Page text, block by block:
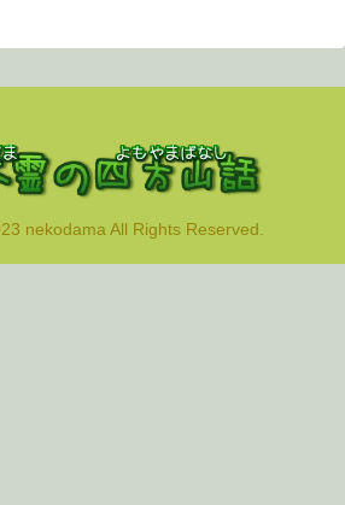
nekodama All Rights Reserved.